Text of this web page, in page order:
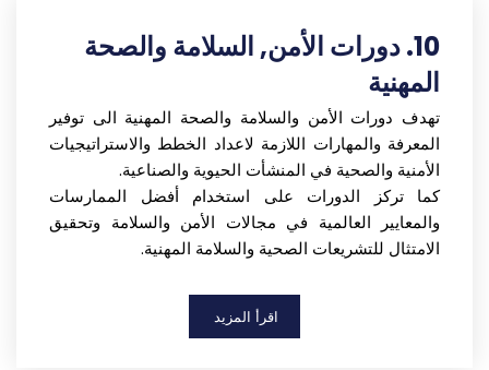
10. دورات الأمن, السلامة والصحة
المهنية
تهدف دورات الأمن والسلامة والصحة المهنية الى توفير
المعرفة والمهارات اللازمة لاعداد الخطط والاستراتيجيات
الأمنية والصحية في المنشأت الحيوية والصناعية.
كما تركز الدورات على استخدام أفضل الممارسات
والمعايير العالمية في مجالات الأمن والسلامة وتحقيق
الامتثال للتشريعات الصحية والسلامة المهنية.
اقرأ المزيد